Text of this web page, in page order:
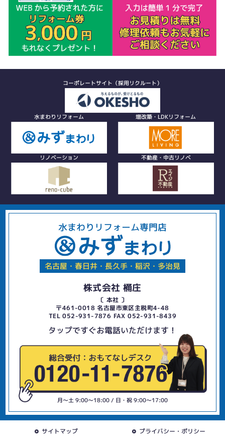
コーポレートサイト（採用リクルート）
水まわりリフォーム 増改築・LDKリフォーム
リノベーション 不動産・中古リノベ
水まわりリフォーム専門店
名古屋・春日井・長久手・稲沢・多治見
株式会社 桶庄
〔 本社 〕
〒461-0018 名古屋市東区主税町4-48
TEL 052-931-7876 FAX 052-931-8439
タップですぐお電話いただけます！
月〜土 9:00〜18:00 / 日・祝 9:00〜17:00
サイトマップ プライバシー・ポリシー